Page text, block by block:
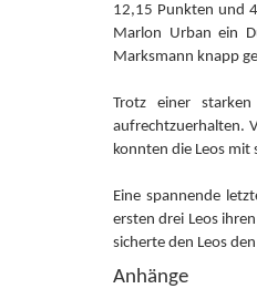
12,15 Punkten und
Marlon Urban ein
Marksmann knapp
Trotz einer
aufrechtzuerhalten.
konnten die Leos
Eine spannende
ersten drei Leos
sicherte den Leos
Anhänge